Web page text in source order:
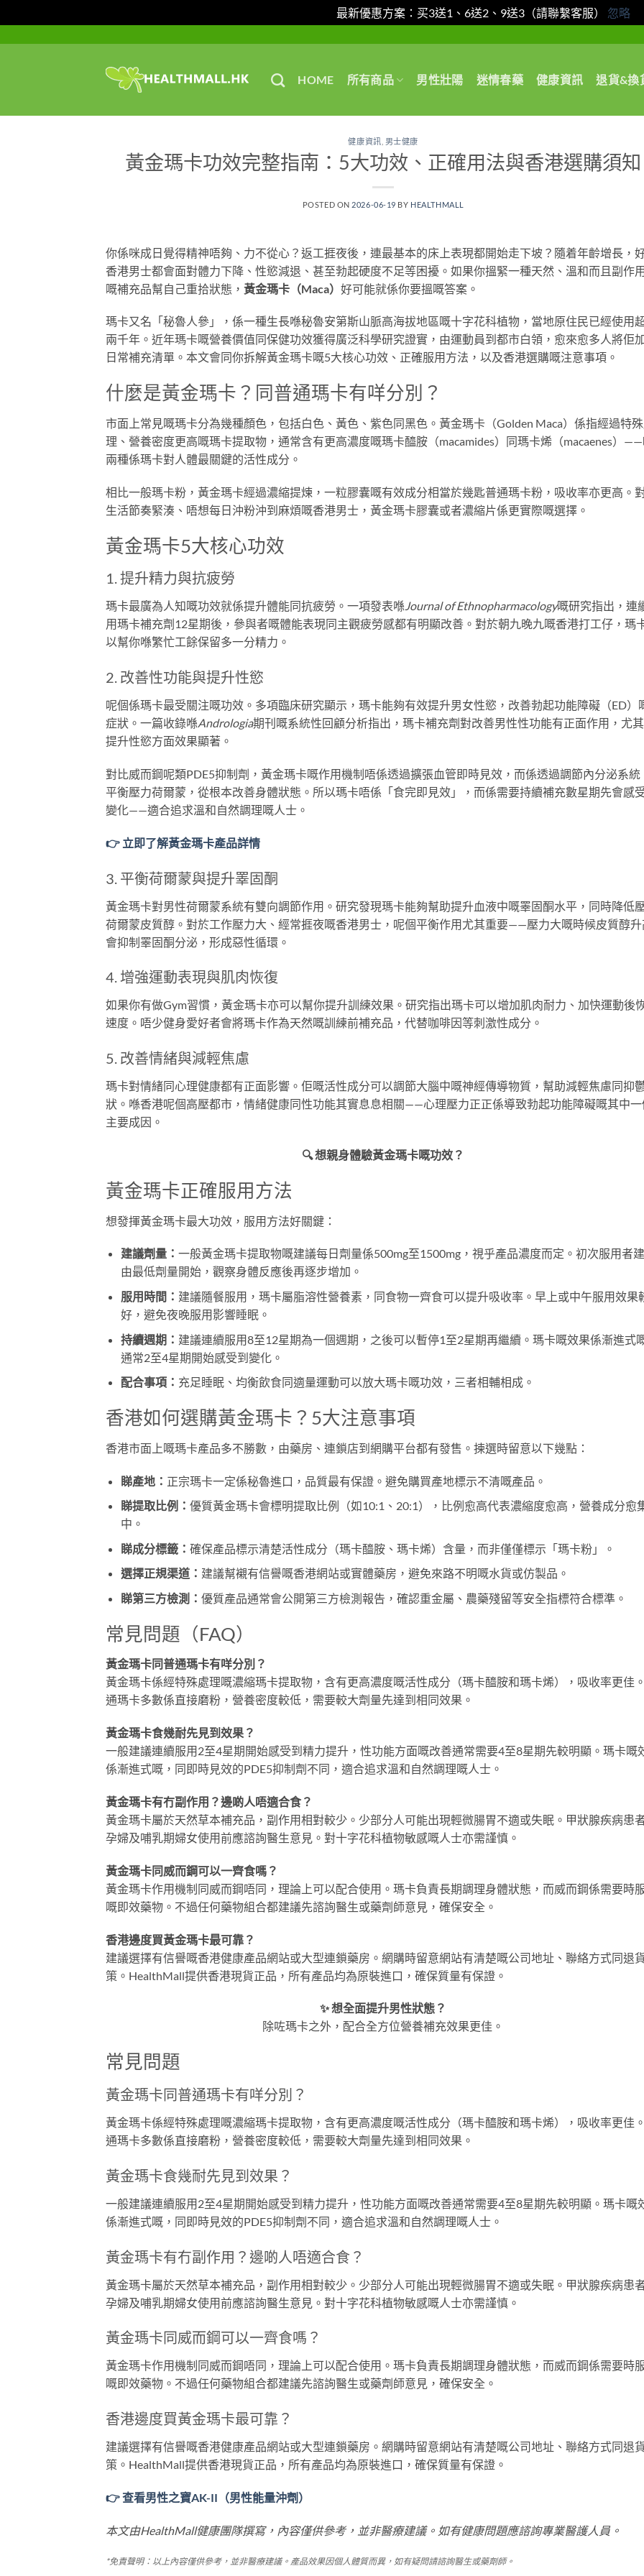
最新優惠方案：买3送1、6送2、9送3（請聯繫客服） 忽略
HOME 所有商品 男性壯陽 迷情春藥 健康資訊 退貨&換
健康資訊 男士健康
黃金瑪卡功效完整指南：5大功效、正確用法與香港選購須知
POSTED ON 2026-06-19 BY HEALTHMALL
你係咪成日覺得精神唔夠、力不從心？返工捱夜後，連最基本的床上表現都開始走下坡？隨着年齡增長，
香港男士都會面對體力下降、性慾減退、甚至勃起硬度不足等困擾。如果你搵緊一種天然、溫和而且副作
嘅補充品幫自己重拾狀態， 黃金瑪卡（Maca） 好可能就係你要搵嘅答案。
瑪卡又名「秘魯人參」，係一種生長喺秘魯安第斯山脈高海拔地區嘅十字花科植物，當地原住民已經使用
兩千年。近年瑪卡嘅營養價值同保健功效獲得廣泛科學研究證實，由運動員到都市白領，愈來愈多人將佢
日常補充清單。本文會同你拆解黃金瑪卡嘅5大核心功效、正確服用方法，以及香港選購嘅注意事項。
什麼是黃金瑪卡？同普通瑪卡有咩分別？
市面上常見嘅瑪卡分為幾種顏色，包括白色、黃色、紫色同黑色。黃金瑪卡（Golden Maca）係指經過特
理、營養密度更高嘅瑪卡提取物，通常含有更高濃度嘅瑪卡醯胺（macamides）同瑪卡烯（macaenes）
兩種係瑪卡對人體最關鍵的活性成分。
相比一般瑪卡粉，黃金瑪卡經過濃縮提煉，一粒膠囊嘅有效成分相當於幾匙普通瑪卡粉，吸收率亦更高。
生活節奏緊湊、唔想每日沖粉沖到麻煩嘅香港男士，黃金瑪卡膠囊或者濃縮片係更實際嘅選擇。
黃金瑪卡5大核心功效
1. 提升精力與抗疲勞
瑪卡最廣為人知嘅功效就係提升體能同抗疲勞。一項發表喺Journal of Ethnopharmacology嘅研究指出，連
用瑪卡補充劑12星期後，參與者嘅體能表現同主觀疲勞感都有明顯改善。對於朝九晚九嘅香港打工仔，瑪
以幫你喺繁忙工餘保留多一分精力。
2. 改善性功能與提升性慾
呢個係瑪卡最受關注嘅功效。多項臨床研究顯示，瑪卡能夠有效提升男女性慾，改善勃起功能障礙（ED）
症狀。一篇收錄喺Andrologia期刊嘅系統性回顧分析指出，瑪卡補充劑對改善男性性功能有正面作用，尤
提升性慾方面效果顯著。
對比威而鋼呢類PDE5抑制劑，黃金瑪卡嘅作用機制唔係透過擴張血管即時見效，而係透過調節內分泌系統
平衡壓力荷爾蒙，從根本改善身體狀態。所以瑪卡唔係「食完即見效」，而係需要持續補充數星期先會感
變化——適合追求溫和自然調理嘅人士。
👉 立即了解黃金瑪卡產品詳情
3. 平衡荷爾蒙與提升睪固酮
黃金瑪卡對男性荷爾蒙系統有雙向調節作用。研究發現瑪卡能夠幫助提升血液中嘅睪固酮水平，同時降低
荷爾蒙皮質醇。對於工作壓力大、經常捱夜嘅香港男士，呢個平衡作用尤其重要——壓力大嘅時候皮質醇升
會抑制睪固酮分泌，形成惡性循環。
4. 增強運動表現與肌肉恢復
如果你有做Gym習慣，黃金瑪卡亦可以幫你提升訓練效果。研究指出瑪卡可以增加肌肉耐力、加快運動後
速度。唔少健身愛好者會將瑪卡作為天然嘅訓練前補充品，代替咖啡因等刺激性成分。
5. 改善情緒與減輕焦慮
瑪卡對情緒同心理健康都有正面影響。佢嘅活性成分可以調節大腦中嘅神經傳導物質，幫助減輕焦慮同抑
狀。喺香港呢個高壓都市，情緒健康同性功能其實息息相關——心理壓力正正係導致勃起功能障礙嘅其中一
主要成因。
🔍 想親身體驗黃金瑪卡嘅功效？
黃金瑪卡正確服用方法
想發揮黃金瑪卡最大功效，服用方法好關鍵：
建議劑量： 一般黃金瑪卡提取物嘅建議每日劑量係500mg至1500mg，視乎產品濃度而定。初次服用者
由最低劑量開始，觀察身體反應後再逐步增加。
服用時間： 建議隨餐服用，瑪卡屬脂溶性營養素，同食物一齊食可以提升吸收率。早上或中午服用效果
好，避免夜晚服用影響睡眠。
持續週期： 建議連續服用8至12星期為一個週期，之後可以暫停1至2星期再繼續。瑪卡嘅效果係漸進式
通常2至4星期開始感受到變化。
配合事項： 充足睡眠、均衡飲食同適量運動可以放大瑪卡嘅功效，三者相輔相成。
香港如何選購黃金瑪卡？5大注意事項
香港市面上嘅瑪卡產品多不勝數，由藥房、連鎖店到網購平台都有發售。揀選時留意以下幾點：
睇產地： 正宗瑪卡一定係秘魯進口，品質最有保證。避免購買產地標示不清嘅產品。
睇提取比例： 優質黃金瑪卡會標明提取比例（如10:1、20:1），比例愈高代表濃縮度愈高，營養成分愈
中。
睇成分標籤： 確保產品標示清楚活性成分（瑪卡醯胺、瑪卡烯）含量，而非僅僅標示「瑪卡粉」。
選擇正規渠道： 建議幫襯有信譽嘅香港網站或實體藥房，避免來路不明嘅水貨或仿製品。
睇第三方檢測： 優質產品通常會公開第三方檢測報告，確認重金屬、農藥殘留等安全指標符合標準。
常見問題（FAQ）
黃金瑪卡同普通瑪卡有咩分別？
黃金瑪卡係經特殊處理嘅濃縮瑪卡提取物，含有更高濃度嘅活性成分（瑪卡醯胺和瑪卡烯），吸收率更佳
通瑪卡多數係直接磨粉，營養密度較低，需要較大劑量先達到相同效果。
黃金瑪卡食幾耐先見到效果？
一般建議連續服用2至4星期開始感受到精力提升，性功能方面嘅改善通常需要4至8星期先較明顯。瑪卡嘅
係漸進式嘅，同即時見效的PDE5抑制劑不同，適合追求溫和自然調理嘅人士。
黃金瑪卡有冇副作用？邊啲人唔適合食？
黃金瑪卡屬於天然草本補充品，副作用相對較少。少部分人可能出現輕微腸胃不適或失眠。甲狀腺疾病患
孕婦及哺乳期婦女使用前應諮詢醫生意見。對十字花科植物敏感嘅人士亦需謹慎。
黃金瑪卡同威而鋼可以一齊食嗎？
黃金瑪卡作用機制同威而鋼唔同，理論上可以配合使用。瑪卡負責長期調理身體狀態，而威而鋼係需要時
嘅即效藥物。不過任何藥物組合都建議先諮詢醫生或藥劑師意見，確保安全。
香港邊度買黃金瑪卡最可靠？
建議選擇有信譽嘅香港健康產品網站或大型連鎖藥房。網購時留意網站有清楚嘅公司地址、聯絡方式同退
策。HealthMall提供香港現貨正品，所有產品均為原裝進口，確保質量有保證。
✨ 想全面提升男性狀態？
除咗瑪卡之外，配合全方位營養補充效果更佳。
常見問題
黃金瑪卡同普通瑪卡有咩分別？
黃金瑪卡係經特殊處理嘅濃縮瑪卡提取物，含有更高濃度嘅活性成分（瑪卡醯胺和瑪卡烯），吸收率更佳
通瑪卡多數係直接磨粉，營養密度較低，需要較大劑量先達到相同效果。
黃金瑪卡食幾耐先見到效果？
一般建議連續服用2至4星期開始感受到精力提升，性功能方面嘅改善通常需要4至8星期先較明顯。瑪卡嘅
係漸進式嘅，同即時見效的PDE5抑制劑不同，適合追求溫和自然調理嘅人士。
黃金瑪卡有冇副作用？邊啲人唔適合食？
黃金瑪卡屬於天然草本補充品，副作用相對較少。少部分人可能出現輕微腸胃不適或失眠。甲狀腺疾病患
孕婦及哺乳期婦女使用前應諮詢醫生意見。對十字花科植物敏感嘅人士亦需謹慎。
黃金瑪卡同威而鋼可以一齊食嗎？
黃金瑪卡作用機制同威而鋼唔同，理論上可以配合使用。瑪卡負責長期調理身體狀態，而威而鋼係需要時
嘅即效藥物。不過任何藥物組合都建議先諮詢醫生或藥劑師意見，確保安全。
香港邊度買黃金瑪卡最可靠？
建議選擇有信譽嘅香港健康產品網站或大型連鎖藥房。網購時留意網站有清楚嘅公司地址、聯絡方式同退
策。HealthMall提供香港現貨正品，所有產品均為原裝進口，確保質量有保證。
👉 查看男性之寶AK-II（男性能量沖劑）
本文由HealthMall健康團隊撰寫，內容僅供參考，並非醫療建議。如有健康問題應諮詢專業醫護人員。
*免責聲明：以上內容僅供參考，並非醫療建議。產品效果因個人體質而異，如有疑問請諮詢醫生或藥劑師。